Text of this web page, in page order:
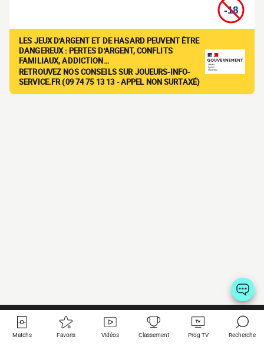
LES JEUX D'ARGENT ET DE HASARD PEUVENT ÊTRE
DANGEREUX : PERTES D'ARGENT, CONFLITS
FAMILIAUX, ADDICTION…
RETROUVEZ NOS CONSEILS SUR JOUEURS-INFO-
SERVICE.FR (09 74 75 13 13 - APPEL NON SURTAXÉ)
Matchs Favoris Vidéos Classement Prog TV Recherche